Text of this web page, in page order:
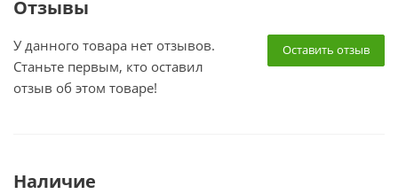
Отзывы
Оставить отзыв
У данного товара нет отзывов.
Станьте первым, кто оставил
отзыв об этом товаре!
Наличие